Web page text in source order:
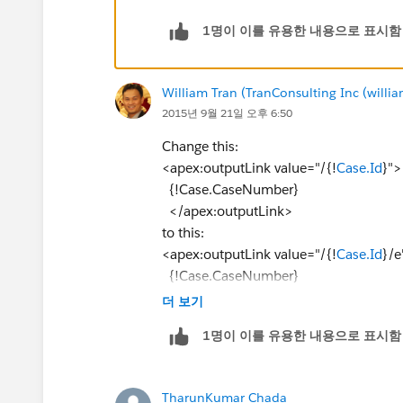
1명이 이를 유용한 내용으로 표시함
William Tran (TranConsulting Inc
2015년 9월 21일 오후 6:50
Change this:
<apex:outputLink value="/{!Case.Id}">
{!Case.CaseNumber}
</apex:outputLink>
to this:
<apex:outputLink value="/{!Case.Id}/
{!Case.CaseNumber}
</apex:outputLink>
But you can give every answer a
더 보기
1명이 이를 유용한 내용으로 표시함
TharunKumar Chada